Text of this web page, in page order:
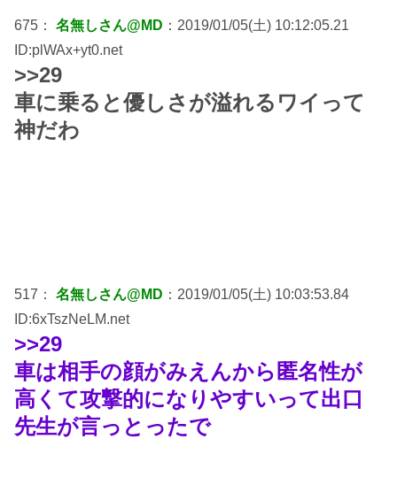
675： 名無しさん@MD ：2019/01/05(土) 10:12:05.21
ID:plWAx+yt0.net
>>29
車に乗ると優しさが溢れるワイって
神だわ
517： 名無しさん@MD ：2019/01/05(土) 10:03:53.84
ID:6xTszNeLM.net
>>29
車は相手の顔がみえんから匿名性が
高くて攻撃的になりやすいって出口
先生が言っとったで